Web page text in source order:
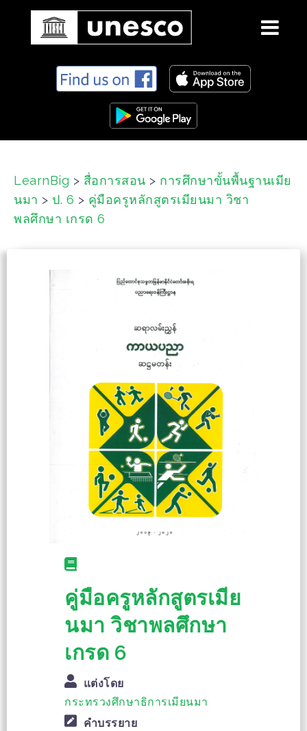
n
LearnBig > สื่อการสอน > การศึกษาขั้นพื้นฐานเมีย
นมา > ป. 6 > คู่มือครูหลักสูตรเมียนมา วิชา
พลศึกษา เกรด 6
คู่มือครูหลักสูตรเมีย
นมา วิชาพลศึกษา
เกรด 6
แต่งโดย
กระทรวงศึกษาธิการเมียนมา
คำบรรยาย